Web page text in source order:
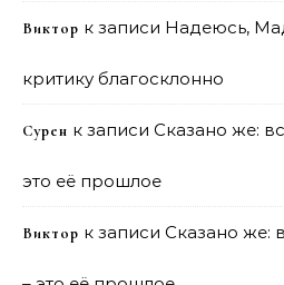
Виктор к записи Надеюсь,
критику благосклонно
Сурен к записи Сказано же:
это её прошлое
Виктор к записи Сказано же: